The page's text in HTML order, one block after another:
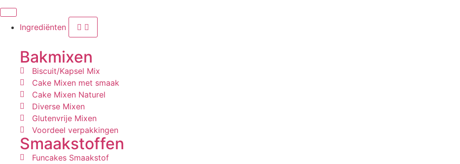
Ingrediënten
Bakmixen
Biscuit/Kapsel Mix
Cake Mixen met smaak
Cake Mixen Naturel
Diverse Mixen
Glutenvrije Mixen
Voordeel verpakkingen
Smaakstoffen
Funcakes Smaakstof